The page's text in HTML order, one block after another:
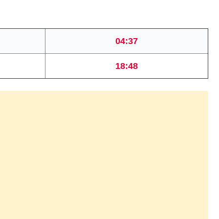
04:37
18:48